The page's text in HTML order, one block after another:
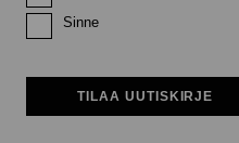
Sinne
TILAA UUTISKIRJE